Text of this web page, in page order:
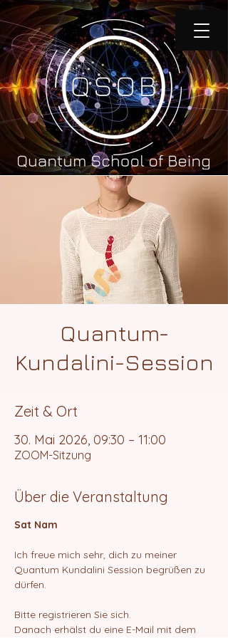
Quantum-
Kundalini-Session
Zeit & Ort
30. Mai 2026, 09:30 – 11:00
ZOOM-Sitzung
Über die Veranstaltung
Sat Nam
Ich freue mich sehr, dich zu meiner
Quantum Kundalini Session begrüßen zu
dürfen.
Bitte registrieren Sie sich.
Danach erhälst du eine E-Mail mit dem